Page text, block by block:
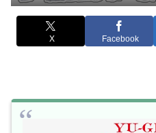
X Facebook